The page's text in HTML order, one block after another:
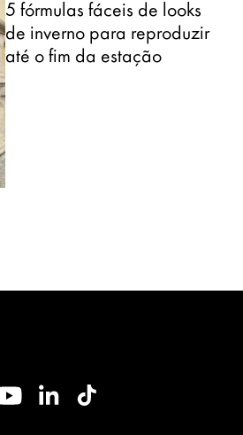
5 fórmulas fáceis de looks
de inverno para reproduzir
até o fim da estação